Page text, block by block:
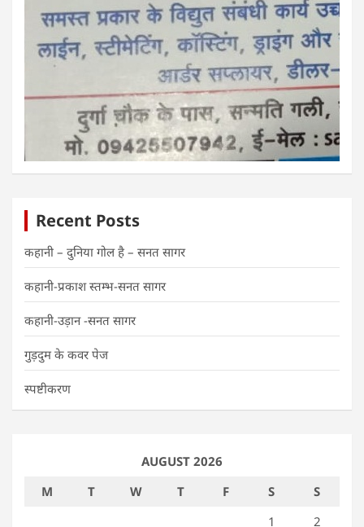
Recent Posts
कहानी – दुनिया गोल है – सनत सागर
कहानी-प्रकाश स्तम्भ-सनत सागर
कहानी-उड़ान -सनत सागर
गुड़दुम के कवर पेज
स्पष्टीकरण
AUGUST 2026
M
T W T F S
S
1
2